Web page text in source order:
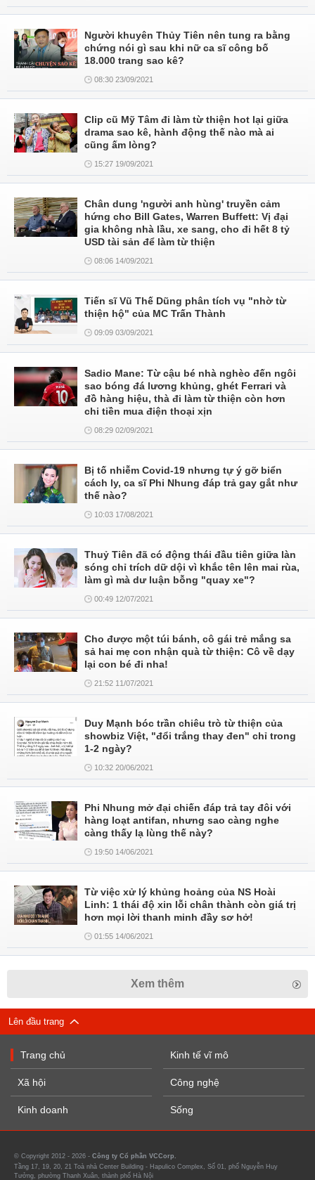
Người khuyên Thủy Tiên nên tung ra bằng
chứng nói gì sau khi nữ ca sĩ công bố
18.000 trang sao kê?
08:30 23/09/2021
Clip cũ Mỹ Tâm đi làm từ thiện hot lại giữa
drama sao kê, hành động thế nào mà ai
cũng ấm lòng?
15:27 19/09/2021
Chân dung 'người anh hùng' truyền cảm
hứng cho Bill Gates, Warren Buffett: Vị đại
gia không nhà lầu, xe sang, cho đi hết 8 tỷ
USD tài sản để làm từ thiện
08:06 14/09/2021
Tiến sĩ Vũ Thế Dũng phân tích vụ "nhờ từ
thiện hộ" của MC Trấn Thành
09:09 03/09/2021
Sadio Mane: Từ cậu bé nhà nghèo đến ngôi
sao bóng đá lương khủng, ghét Ferrari và
đồ hàng hiệu, thà đi làm từ thiện còn hơn
chi tiền mua điện thoại xịn
08:29 02/09/2021
Bị tố nhiễm Covid-19 nhưng tự ý gỡ biển
cách ly, ca sĩ Phi Nhung đáp trả gay gắt như
thế nào?
10:03 17/08/2021
Thuỷ Tiên đã có động thái đầu tiên giữa làn
sóng chỉ trích dữ dội vì khắc tên lên mai rùa,
làm gì mà dư luận bỗng "quay xe"?
00:49 12/07/2021
Cho được một túi bánh, cô gái trẻ mắng sa
sả hai mẹ con nhận quà từ thiện: Cô về dạy
lại con bé đi nha!
21:52 11/07/2021
Duy Mạnh bóc trần chiêu trò từ thiện của
showbiz Việt, "đổi trắng thay đen" chỉ trong
1-2 ngày?
10:32 20/06/2021
Phi Nhung mở đại chiến đáp trả tay đôi với
hàng loạt antifan, nhưng sao càng nghe
càng thấy lạ lùng thế này?
19:50 14/06/2021
Từ việc xử lý khủng hoảng của NS Hoài
Linh: 1 thái độ xin lỗi chân thành còn giá trị
hơn mọi lời thanh minh đầy sơ hở!
01:55 14/06/2021
Xem thêm
Lên đầu trang
Trang chủ
Xã hội
Kinh doanh
Kinh tế vĩ mô
Công nghệ
Sống
© Copyright 2012 - 2026 - Công ty Cổ phần VCCorp.
Tầng 17, 19, 20, 21 Toà nhà Center Building - Hapulico Complex, Số 01, phố Nguyễn Huy
Tưởng, phường Thanh Xuân, thành phố Hà Nội